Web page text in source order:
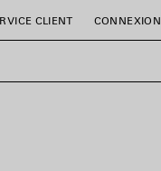
CLIENT CONNEXION